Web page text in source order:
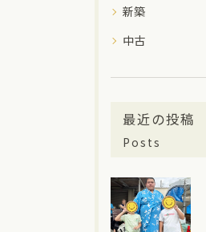
新築
中古
最近の投稿
Posts